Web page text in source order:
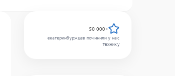
50 000+
екатеринбуржцев починили у нас
технику